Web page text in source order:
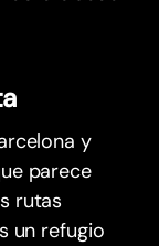
y
parece
rutas
un refugio